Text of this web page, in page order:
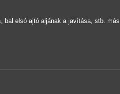
bal elsó ajtó aljának a javítása, stb.